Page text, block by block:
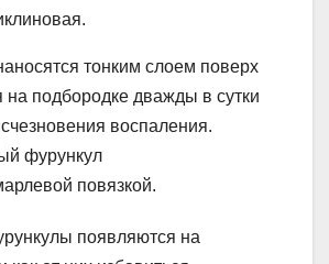
тонким слоем поверх
на подбородке дважды в сутки
воспаления.
фурункул
повязкой.